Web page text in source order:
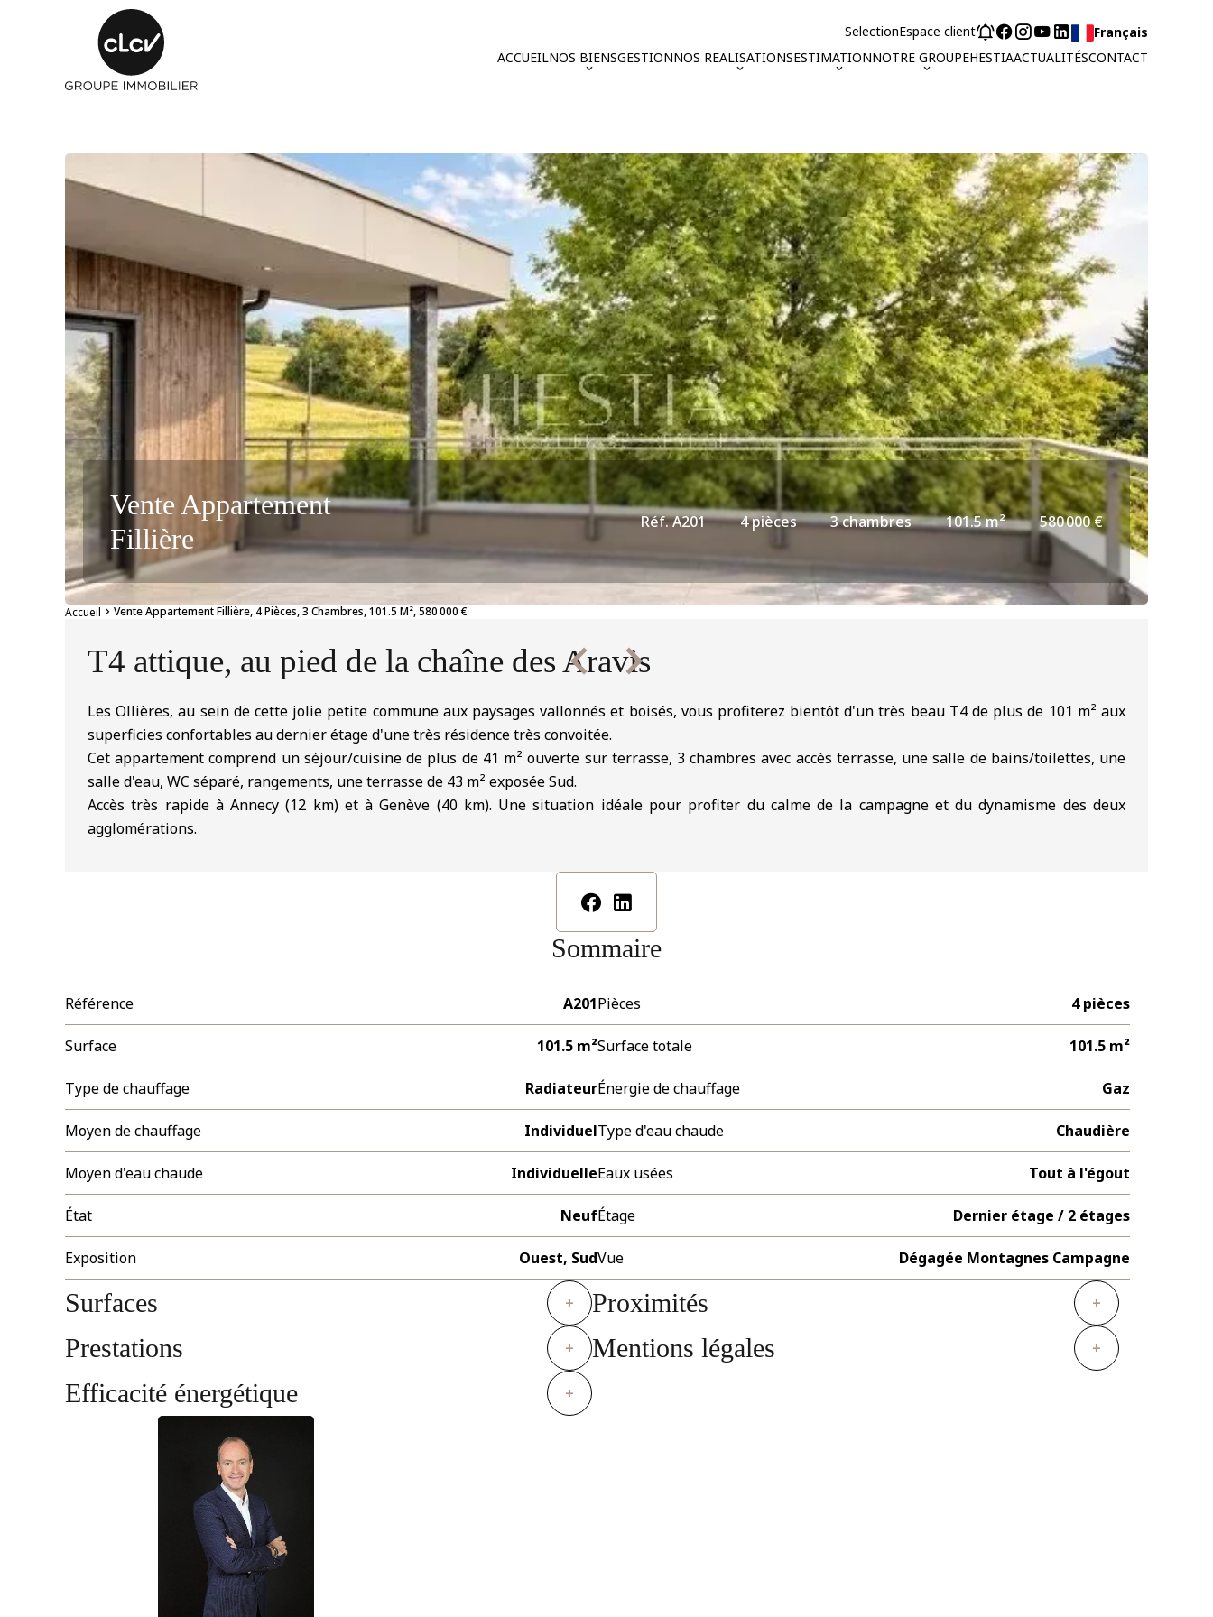
SelectionEspace client
Français
ACCUEILNOS BIENSGESTIONNOS REALISATIONSESTIMATIONNOTRE GROUPEHESTIAACTUALITÉSCONTACT
Vente Appartement
Fillière
Réf. A201 4 pièces 3 chambres 101.5 m² 580 000 €
Accueil Vente Appartement Fillière, 4 Pièces, 3 Chambres, 101.5 M², 580 000 €
T4 attique, au pied de la chaîne des Aravis
Les Ollières, au sein de cette jolie petite commune aux paysages vallonnés et boisés, vous profiterez bientôt d'un très beau T4 de plus de 101 m² aux
superficies confortables au dernier étage d'une très résidence très convoitée.
Cet appartement comprend un séjour/cuisine de plus de 41 m² ouverte sur terrasse, 3 chambres avec accès terrasse, une salle de bains/toilettes, une
salle d'eau, WC séparé, rangements, une terrasse de 43 m² exposée Sud.
Accès très rapide à Annecy (12 km) et à Genève (40 km). Une situation idéale pour profiter du calme de la campagne et du dynamisme des deux
agglomérations.
Sommaire
Référence A201Pièces 4 pièces
Surface 101.5 m²Surface totale 101.5 m²
Type de chauffage RadiateurÉnergie de chauffage Gaz
Moyen de chauffage IndividuelType d'eau chaude Chaudière
Moyen d'eau chaude IndividuelleEaux usées Tout à l'égout
État NeufÉtage Dernier étage / 2 étages
Exposition Ouest, SudVue Dégagée Montagnes Campagne
Surfaces + Proximités +
Prestations + Mentions légales +
Efficacité énergétique +